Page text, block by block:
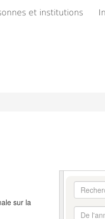
et institutions
sur la
De